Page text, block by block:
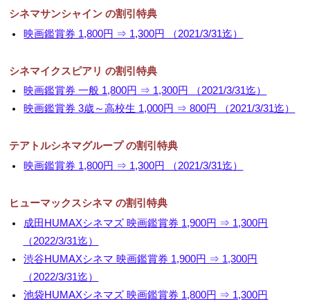
シネマサンシャイン の割引特典
映画鑑賞券 1,800円 ⇒ 1,300円 （2021/3/31迄）
シネマイクスピアリ の割引特典
映画鑑賞券 一般 1,800円 ⇒ 1,300円 （2021/3/31迄）
映画鑑賞券 3歳～高校生 1,000円 ⇒ 800円 （2021/3/31迄）
テアトルシネマグループ の割引特典
映画鑑賞券 1,800円 ⇒ 1,300円 （2021/3/31迄）
ヒューマックスシネマ の割引特典
成田HUMAXシネマズ 映画鑑賞券 1,900円 ⇒ 1,300円
（2022/3/31迄）
渋谷HUMAXシネマ 映画鑑賞券 1,900円 ⇒ 1,300円
（2022/3/31迄）
池袋HUMAXシネマズ 映画鑑賞券 1,800円 ⇒ 1,300円